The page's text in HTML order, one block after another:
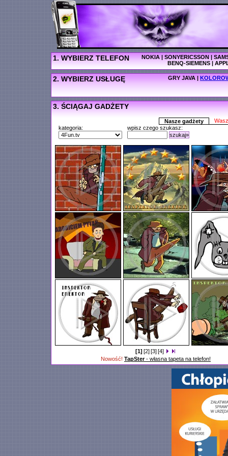
1. WYBIERZ TELEFON NOKIA|SONYERICSSON|
BENQ-SIEMENS|
2. WYBIERZ USŁUGĘ GRY JAVA |
3. ŚCIĄGAJ GADŻETY
Nasze gadżety
kategoria:
wpisz czego szukasz:
szukaj»
[1] [2][3][4]
Nowość! TapSter- własna tapeta na telefon!